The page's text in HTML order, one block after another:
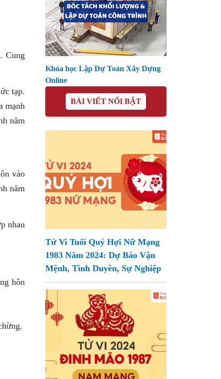
Cung
tạp.
mạnh
năm
vào
năm
nhau
hôn
Khóa học Lập Dự Toán Xây Dựng
Online
BÀI VIẾT NỔI BẬT
Tử Vi Tuổi Quý Hợi Nữ Mạng
1983 Năm 2024: Dự Báo Vận
Mệnh, Tình Duyên, Sự Nghiệp